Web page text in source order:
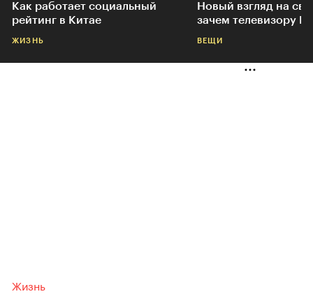
Как работает социальный
рейтинг в Китае
ЖИЗНЬ
Новый взгляд на
зачем телевизору
ВЕЩИ
Жизнь